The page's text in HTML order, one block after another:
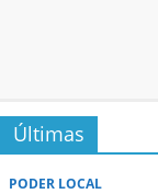
Últimas
PODER LOCAL